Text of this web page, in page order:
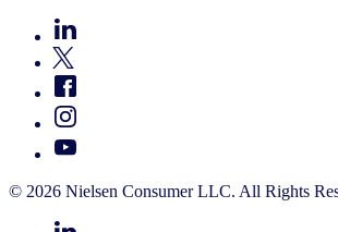
© 2026 Nielsen Consumer LLC. All Rights